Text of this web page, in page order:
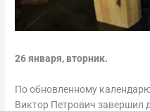
26 января, вторник.
По обновленному
Виктор Петрович завершил